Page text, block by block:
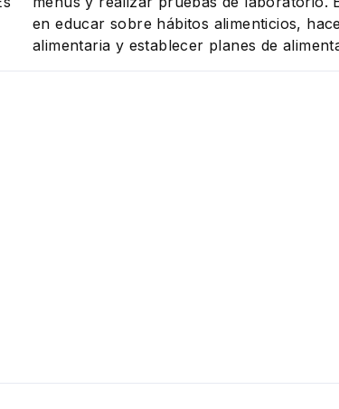
en educar sobre hábitos alimenticios,
alimentaria y establecer planes de